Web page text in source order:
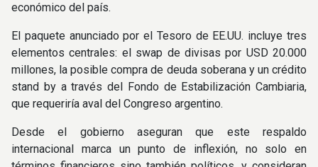
económico del país.
El paquete anunciado por el Tesoro de EE.UU. incluye tres
elementos centrales: el swap de divisas por USD 20.000
millones, la posible compra de deuda soberana y un crédito
stand by a través del Fondo de Estabilización Cambiaria,
que requeriría aval del Congreso argentino.
Desde el gobierno aseguran que este respaldo
internacional marca un punto de inflexión, no solo en